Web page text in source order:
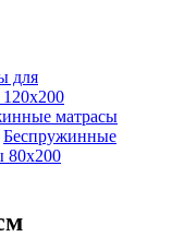
для
матрасы
Беспружинные
80х200